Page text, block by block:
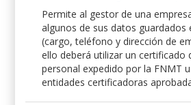
Permite al gestor de una
algunos de sus datos guardados
(cargo, teléfono y dirección de
ello deberá utilizar un certificado
personal expedido por la FNMT
entidades certificadoras